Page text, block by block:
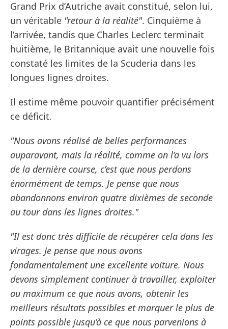
Grand Prix d’Autriche avait constitué, selon lui,
un véritable "retour à la réalité". Cinquième à
l’arrivée, tandis que Charles Leclerc terminait
huitième, le Britannique avait une nouvelle fois
constaté les limites de la Scuderia dans les
longues lignes droites.
Il estime même pouvoir quantifier précisément
ce déficit.
"Nous avons réalisé de belles performances
auparavant, mais la réalité, comme on l’a vu lors
de la dernière course, c’est que nous perdons
énormément de temps. Je pense que nous
abandonnons environ quatre dixièmes de seconde
au tour dans les lignes droites."
"Il est donc très difficile de récupérer cela dans les
virages. Je pense que nous avons
fondamentalement une excellente voiture. Nous
devons simplement continuer à travailler, exploiter
au maximum ce que nous avons, obtenir les
meilleurs résultats possibles et marquer le plus de
points possible jusqu’à ce que nous parvenions à